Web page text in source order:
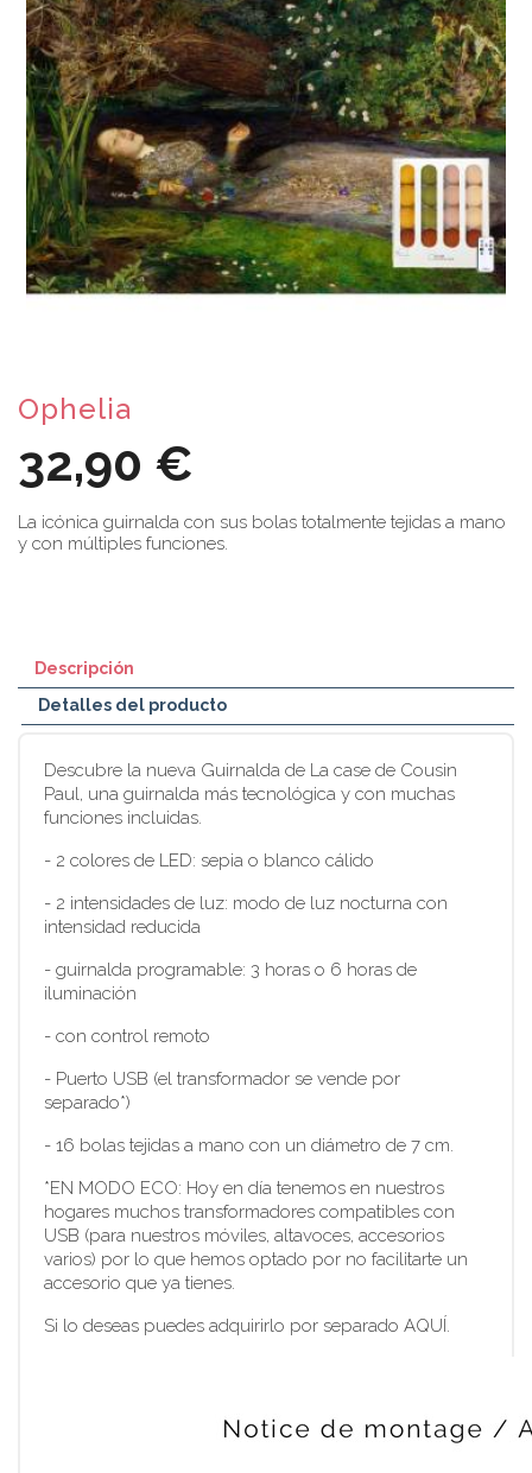
Ophelia
32,90 €
La icónica guirnalda con sus bolas totalmente tejidas a mano
y con múltiples funciones.
Descripción
Detalles del producto
Descubre la nueva Guirnalda de La case de Cousin
Paul, una guirnalda más tecnológica y con muchas
funciones incluidas.
- 2 colores de LED: sepia o blanco cálido
- 2 intensidades de luz: modo de luz nocturna con
intensidad reducida
- guirnalda programable: 3 horas o 6 horas de
iluminación
- con control remoto
- Puerto USB (el transformador se vende por
separado*)
- 16 bolas tejidas a mano con un diámetro de 7 cm.
*EN MODO ECO: Hoy en día tenemos en nuestros
hogares muchos transformadores compatibles con
USB (para nuestros móviles, altavoces, accesorios
varios) por lo que hemos optado por no facilitarte un
accesorio que ya tienes.
Si lo deseas puedes adquirirlo por separado AQUÍ.